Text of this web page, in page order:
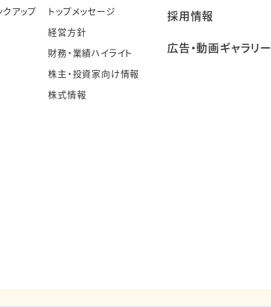
アップ
トップメッセージ
経営方針
財務・業績ハイライト
株主・投資家向け情報
株式情報
採用情報
広告・動画ギャラリー